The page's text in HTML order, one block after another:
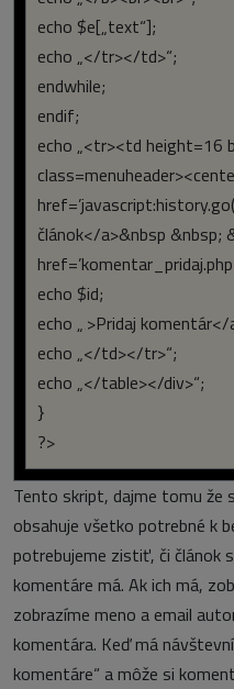
echo $e[„text“];
echo „</tr></td>“;
endwhile;
endif;
echo „<tr><td height=16
článok</a>&nbsp &nbsp;
echo $id;
echo „‚>Pridaj komentár</
echo „</td></tr>“;
echo „</table></div>“;
}
?>
Tento skript, dajme tomu že
obsahuje všetko potrebné k
potrebujeme zistiť, či článok
komentáre má. Ak ich má,
zobrazíme meno a email
komentára. Keď má
komentáre“ a môže si